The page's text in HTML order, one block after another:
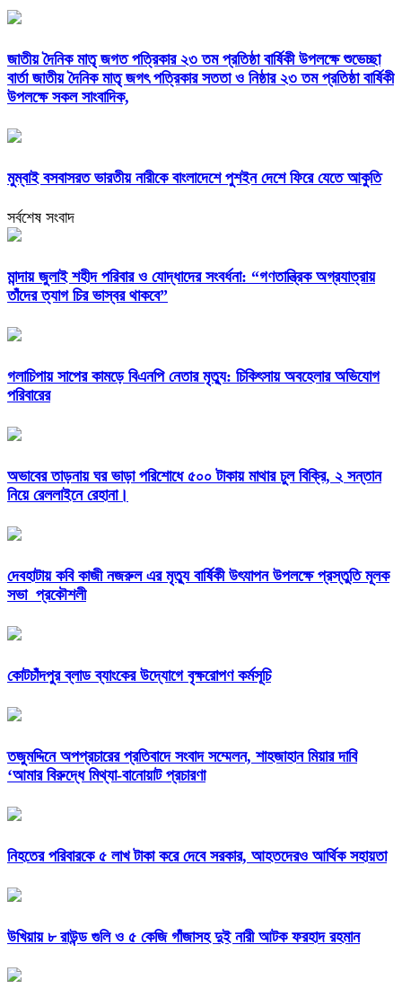
জাতীয় দৈনিক মাতৃ জগত পত্রিকার ২৩ তম প্রতিষ্ঠা বার্ষিকী উপলক্ষে শুভেচ্ছা
বার্তা জাতীয় দৈনিক মাতৃ জগৎ পত্রিকার সততা ও নিষ্ঠার ২৩ তম প্রতিষ্ঠা বার্ষিকী
উপলক্ষে সকল সাংবাদিক,
মুম্বাই বসবাসরত ভারতীয় নারীকে বাংলাদেশে পুশইন দেশে ফিরে যেতে আকুতি
সর্বশেষ সংবাদ
মান্দায় জুলাই শহীদ পরিবার ও যোদ্ধাদের সংবর্ধনা: “গণতান্ত্রিক অগ্রযাত্রায়
তাঁদের ত্যাগ চির ভাস্বর থাকবে”
গলাচিপায় সাপের কামড়ে বিএনপি নেতার মৃত্যু: চিকিৎসায় অবহেলার অভিযোগ
পরিবারের
অভাবের তাড়নায় ঘর ভাড়া পরিশোধে ৫০০ টাকায় মাথার চুল বিক্রি, ২ সন্তান
নিয়ে রেললাইনে রেহানা।
দেবহাটায় কবি কাজী নজরুল এর মৃত্যু বার্ষিকী উৎযাপন উপলক্ষে প্রস্তুতি মূলক
সভা প্রকৌশলী
কোটচাঁদপুর ব্লাড ব্যাংকের উদ্যোগে বৃক্ষরোপণ কর্মসূচি
তজুমদ্দিনে অপপ্রচারের প্রতিবাদে সংবাদ সম্মেলন, শাহজাহান মিয়ার দাবি
‘আমার বিরুদ্ধে মিথ্যা-বানোয়াট প্রচারণা
নিহতের পরিবারকে ৫ লাখ টাকা করে দেবে সরকার, আহতদেরও আর্থিক সহায়তা
উখিয়ায় ৮ রাউন্ড গুলি ও ৫ কেজি গাঁজাসহ দুই নারী আটক ফরহাদ রহমান